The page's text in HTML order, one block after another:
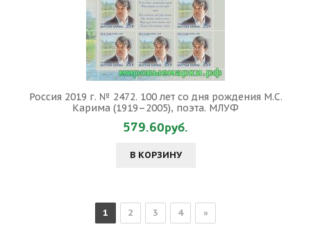
Россия 2019 г. № 2472. 100 лет со дня рождения М.С.
Карима (1919–2005), поэта. МЛУФ
579.60руб.
В КОРЗИНУ
1 2 3 4 »